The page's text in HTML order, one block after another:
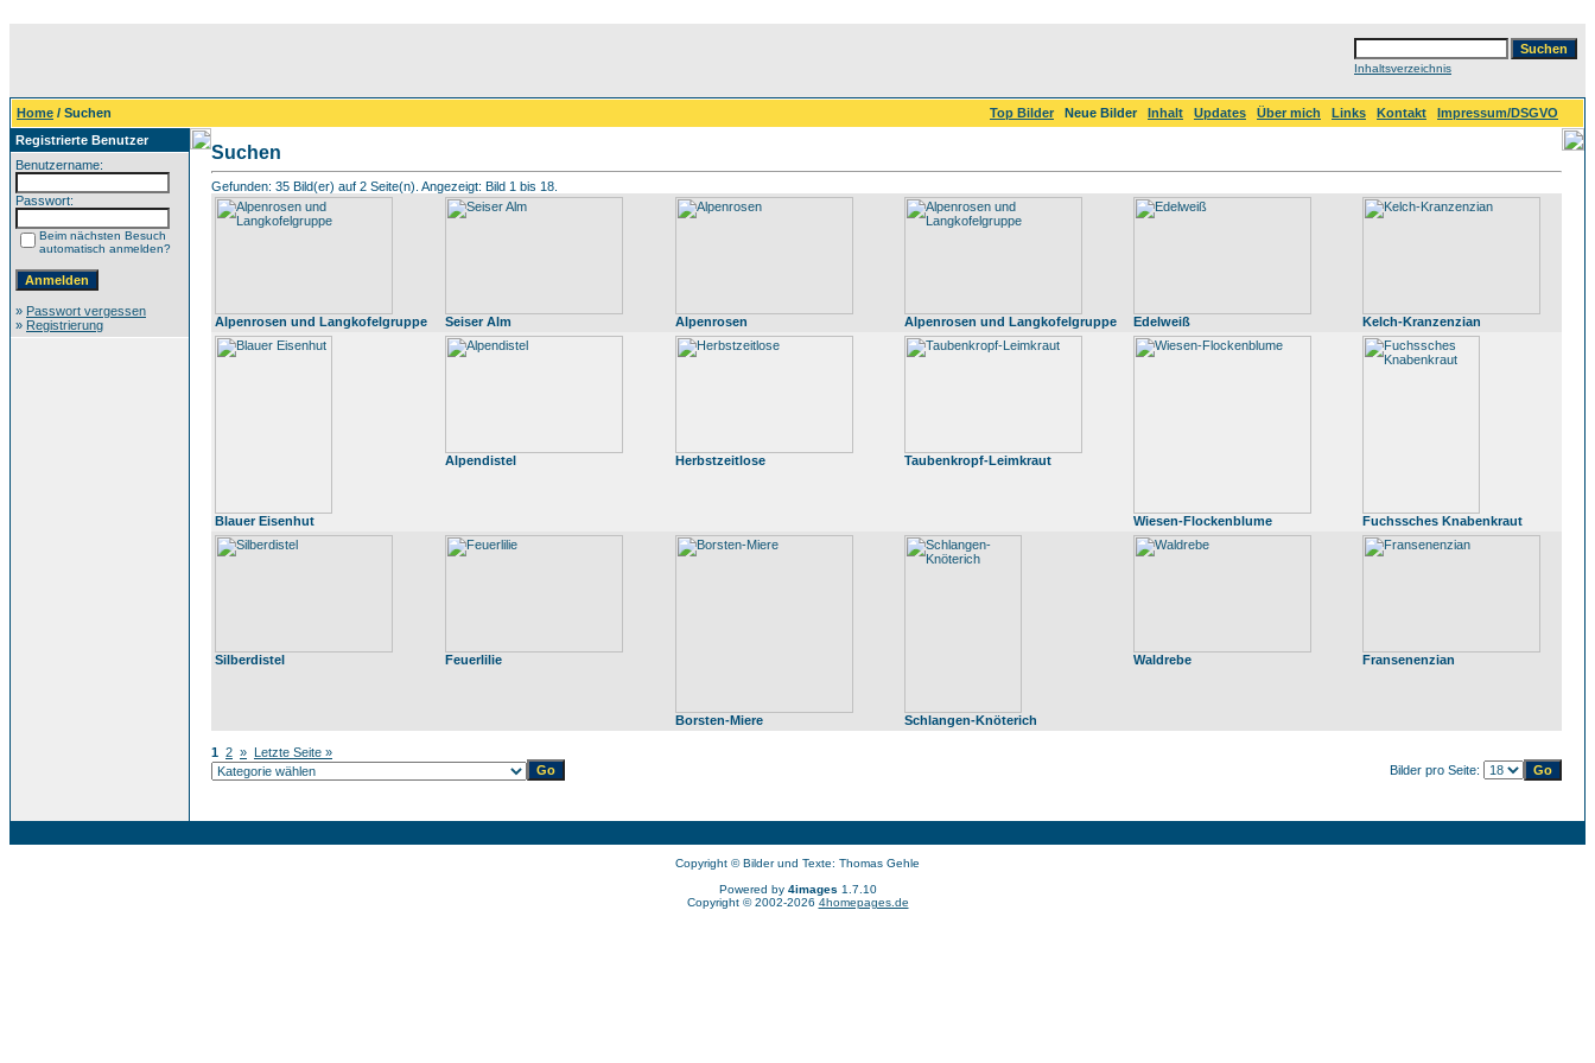
Inhaltsverzeichnis
Home / Suchen Top Bilder Neue Bilder Inhalt Updates Über mich Links Kontakt
Impressum/DSGVO
Registrierte Benutzer
Benutzername:
Passwort:
Beim nächsten Besuch
automatisch anmelden?
» Passwort vergessen
» Registrierung
Suchen
Gefunden: 35 Bild(er) auf 2 Seite(n). Angezeigt: Bild 1 bis 18.
Alpenrosen und Langkofelgruppe Seiser Alm Alpenrosen Alpenrosen und Langkofelgruppe Edelweiß Kelch-Kranzenzian
Blauer Eisenhut
Alpendistel Herbstzeitlose Taubenkropf-Leimkraut
Wiesen-Flockenblume Fuchssches Knabenkraut
Silberdistel Feuerlilie
Borsten-Miere Schlangen-Knöterich
Waldrebe Fransenenzian
1 2 » Letzte Seite »
Bilder pro Seite:
Copyright © Bilder und Texte: Thomas Gehle
Powered by 4images 1.7.10
Copyright © 2002-2026 4homepages.de